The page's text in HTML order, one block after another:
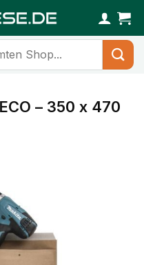
– 350 x 470